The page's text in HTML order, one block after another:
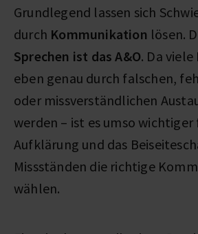
Grundlegend lassen sich
durch Kommunikation lösen.
Sprechen ist das A&O. Da
eben genau durch falschen,
oder missverständlichen
werden – ist es umso wichtiger
Aufklärung und das
Missständen die richtige
wählen.